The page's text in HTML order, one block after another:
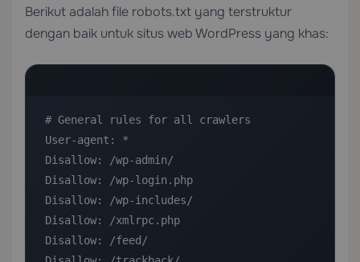
Berikut adalah file robots.txt yang terstruktur
dengan baik untuk situs web WordPress yang khas:
# General rules for all crawlers
User-agent: *
Disallow: /wp-admin/
Disallow: /wp-login.php
Disallow: /wp-includes/
Disallow: /xmlrpc.php
Disallow: /feed/